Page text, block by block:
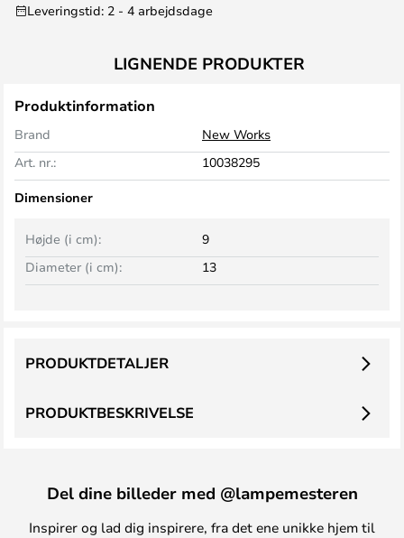
Leveringstid: 2 - 4 arbejdsdage
LIGNENDE PRODUKTER
Produktinformation
Brand
New Works
Art. nr.:
10038295
Dimensioner
Højde (i cm):
9
Diameter (i cm):
13
PRODUKTBESKRIVELSE
PRODUKTDETALJER
Del dine billeder med @lampemesteren
Inspirer og lad dig inspirere, fra det ene unikke hjem til